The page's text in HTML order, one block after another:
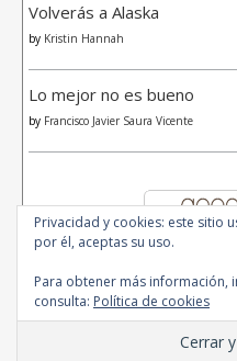
Volverás a Alaska
by Kristin Hannah
Lo mejor no es bueno
by Francisco Javier Saura Vicente
© 2020 - All
Ashe Tema de
Privacidad y cookies: este sitio
por él, aceptas su uso.
Para obtener más información,
consulta: Política de cookies